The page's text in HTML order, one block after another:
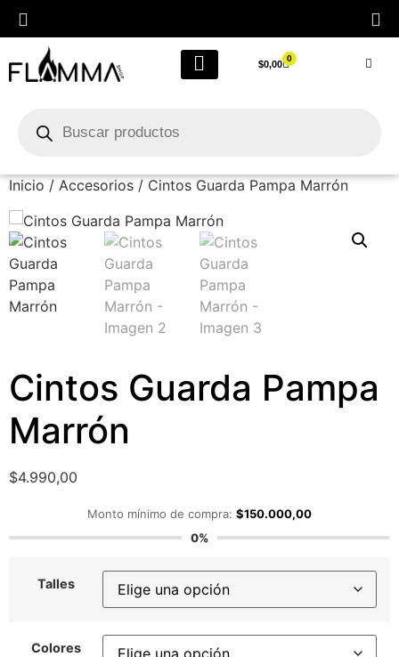
$0,00 0
Inicio / Accesorios / Cintos Guarda Pampa Marrón
Cintos Guarda Pampa
Marrón
$4.990,00
Monto mínimo de compra: $150.000,00
0%
Talles
Colores